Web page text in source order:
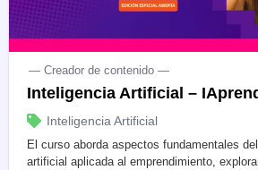
— Creador de contenido —
Inteligencia Artificial –
Inteligencia Artificial
El curso aborda aspectos fundamentales
artificial aplicada al emprendimiento,